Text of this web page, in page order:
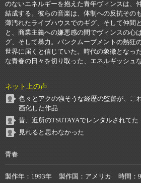
のないエネルギーを抱えた青年ヴィンスは、
結成する。彼らの音楽は、体制への反抗その
薄汚れたライブハウスでのギグ、そして仲間
と、商業主義への嫌悪感の間でヴィンスの心
グ、そして暴力。パンクムーブメントの熱狂
世界に届くと信じていた。時代の象徴となっ
な青春の日々を切り取った、エネルギッシュ
ネット上の声
色々とアクの強そうな経歴の監督が、こ
画化した作品
昔、近所のTSUTAYAでレンタルされてた
見れると思わなかった
青春
製作年 1993年 製作国 アメリカ 時間